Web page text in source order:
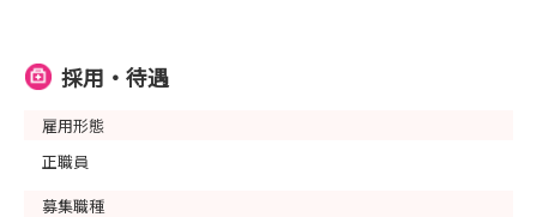
採用・待遇
雇用形態
正職員
募集職種